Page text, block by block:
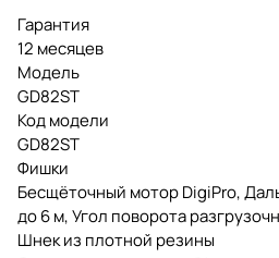
Гарантия
12 месяцев
Модель
GD82ST
Код модели
GD82ST
Фишки
Бесщёточный мотор DigiPro,
до 6 м, Угол поворота
Шнек из плотной резины